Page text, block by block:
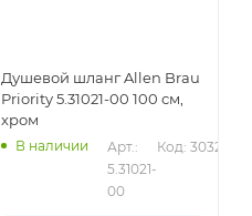
Душевой шланг Allen Brau
Priority 5.31021-00 100 см,
хром
В наличии
Арт.:
5.31021-
00
Код: 30323